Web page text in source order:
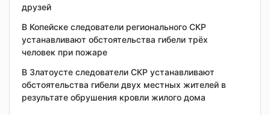
друзей
В Копейске следователи регионального СКР
устанавливают обстоятельства гибели трёх
человек при пожаре
В Златоусте следователи СКР устанавливают
обстоятельства гибели двух местных жителей в
результате обрушения кровли жилого дома